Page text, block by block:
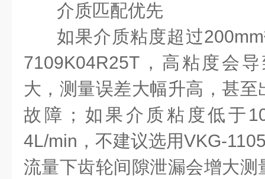
介质匹配优先
如果介质粘度超过
7109K04R25T ，高粘度会
大，测量误差大幅升高，甚
故障；如果介质粘度低于
4L/min ，不建议选用VKG-
流量下齿轮间隙泄漏会增大